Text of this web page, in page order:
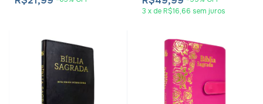
3 x de R$16,66 sem juros